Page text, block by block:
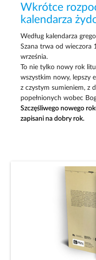
Wkrótce
kalendarza
Według kalendarza
Szana trwa od wieczora
września.
To nie tylko nowy rok
wszystkim nowy, lepszy
z czystym sumieniem, z
popełnionych wobec
Szczęśliwego nowego
zapisani na dobry rok.